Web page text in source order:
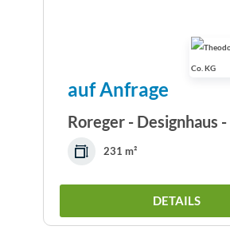
auf Anfrage
Roreger - Designhaus
231 m²
DETAILS